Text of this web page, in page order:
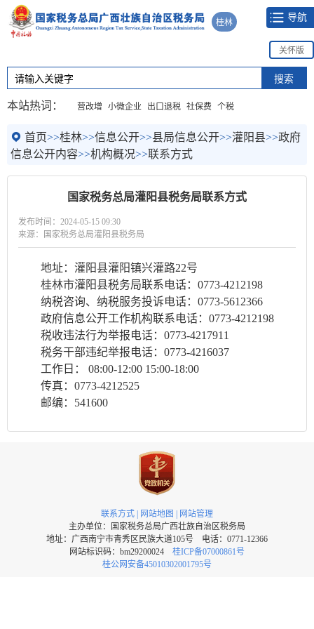
桂林
导航
关怀版
本站热词： 营改增 小微企业 出口退税 社保费 个税
首页>>桂林>>信息公开>>县局信息公开>>灌阳县>>政府
信息公开内容>>机构概况>>联系方式
国家税务总局灌阳县税务局联系方式
发布时间：2024-05-15 09:30
来源：国家税务总局灌阳县税务局
地址： 灌阳县灌阳镇兴灌路22号
桂林市灌阳县税务局联系电话：0773-4212198
纳税咨询、纳税服务投诉电话：0773-5612366
政府信息公开工作机构联系电话：0773-4212198
税收违法行为举报电话：0773-4217911
税务干部违纪举报电话：0773-4216037
工作日： 08:00-12:00 15:00-18:00
传真：0773-4212525
邮编：541600
联系方式 | 网站地图 | 网站管理
主办单位：国家税务总局广西壮族自治区税务局
地址：广西南宁市青秀区民族大道105号 电话：0771-12366
网站标识码：bm29200024 桂ICP备07000861号
桂公网安备45010302001795号